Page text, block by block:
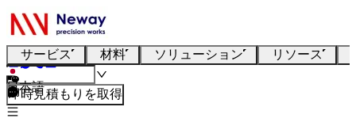
サービス 材料 ソリューション リソース
日本語
即時見積もりを取得